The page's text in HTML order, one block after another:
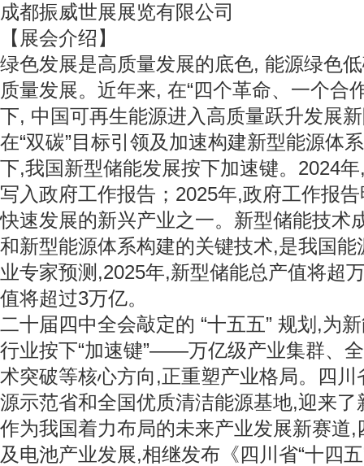
成都振威世展展览有限公司
【展会介绍】
绿色发展是高质量发展的底色, 能源绿色
质量发展。近年来, 在“四个革命、一个合
下, 中国可再生能源进入高质量跃升发展
在“双碳”目标引领及加速构建新型能源体
下,我国新型储能发展按下加速键。2024年
写入政府工作报告；2025年,政府工作报告
快速发展的新兴产业之一。新型储能技术
和新型能源体系构建的关键技术,是我国
业专家预测,2025年,新型储能总产值将超
值将超过3万亿。
二十届四中全会敲定的 “十五五” 规划,为
行业按下“加速键”——万亿级产业集群、
术突破等核心方向,正重塑产业格局。四
源示范省和全国优质清洁能源基地,迎来了
作为我国着力布局的未来产业发展新赛道
及电池产业发展,相继发布《四川省“十四